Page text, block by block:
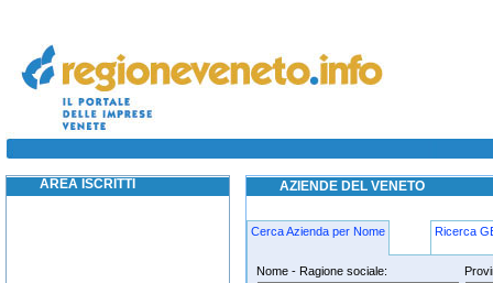
estrazione-di-minerali rovigo
AREA ISCRITTI AZIENDE DEL VENETO
Cerca Azienda per Nome Ricerca
Nome - Ragione sociale:
estrazione-di-minerali rovigo